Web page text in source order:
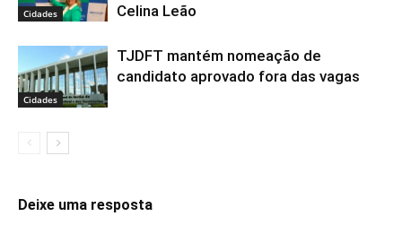
Cidades
Celina Leão
Cidades
TJDFT mantém nomeação de
candidato aprovado fora das vagas
Deixe uma resposta